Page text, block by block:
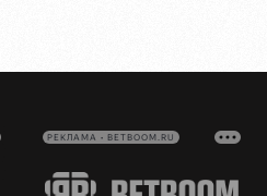
РЕКЛАМА • BETBOOM.RU